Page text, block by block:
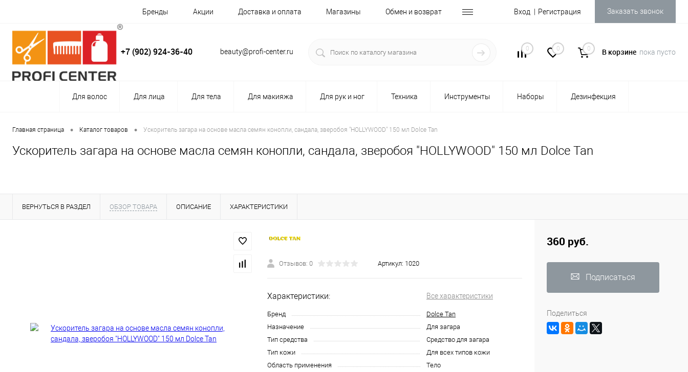
Бренды Акции Доставка и оплата Магазины Обмен и возврат Вход Регистрация Заказать звонок
+7 (902) 924-36-40 beauty@profi-center.ru 0 0 0 В корзине пока пусто
Для волос Для лица Для тела Для макияжа Для рук и ног Техника Инструменты Наборы Дезинфекция
Главная страница • Каталог товаров • Ускоритель загара на основе масла семян конопли, сандала, зверобоя "HOLLYWOOD" 150 мл Dolce Tan
Ускоритель загара на основе масла семян конопли, сандала, зверобоя "HOLLYWOOD" 150 мл Dolce Tan
ВЕРНУТЬСЯ В РАЗДЕЛ ОБЗОР ТОВАРА ОПИСАНИЕ ХАРАКТЕРИСТИКИ
Отзывов: 0 Артикул: 1020
Характеристики: Все характеристики
Бренд
Dolce Tan
Назначение
Для загара
Тип средства
Средство для загара
Тип кожи
Для всех типов кожи
Область применения
Тело
360 руб.
Подписаться
Поделиться